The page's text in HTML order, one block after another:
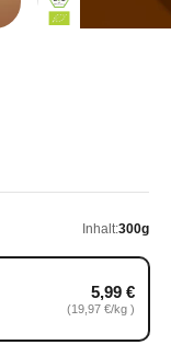
Inhalt:300g
5,99 €
(19,97 €/kg )